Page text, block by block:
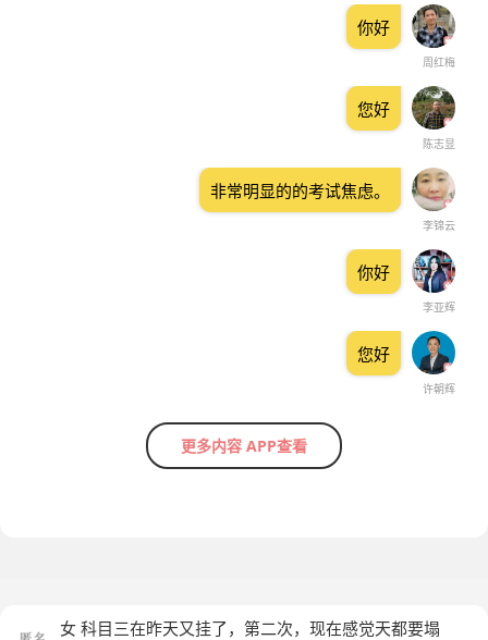
周红梅
你好
陈志显
您好
李锦云
非常明显的的考试焦虑。
李亚辉
你好
许朝辉
您好
更多内容 APP查看
女 科目三在昨天又挂了，第二次，现在感觉天都要塌